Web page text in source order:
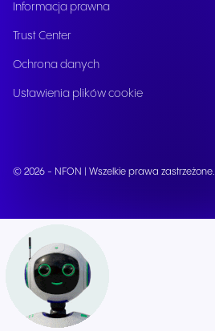
Informacja prawna
Trust Center
Ochrona danych
Ustawienia plików cookie
© 2026 - NFON | Wszelkie prawa zastrzeżone.